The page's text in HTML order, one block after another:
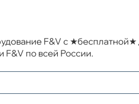
F&V с ★бесплатной★
по всей России.